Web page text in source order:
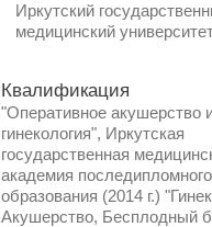
Иркутский
медицинский
Квалификация
"Оперативное акушерство
гинекология", Иркутская
государственная
академия последипломного
образования (2014 г.)
Акушерство, Бесплодный